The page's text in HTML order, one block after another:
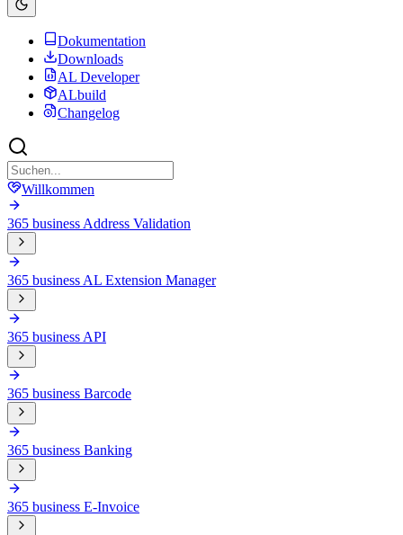
Dokumentation
Downloads
AL Developer
ALbuild
Changelog
Willkommen
365 business Address Validation
365 business AL Extension Manager
365 business API
365 business Barcode
365 business Banking
365 business E-Invoice